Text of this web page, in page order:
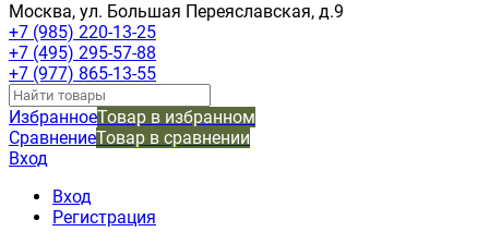
Москва, ул. Большая Переяславская, д.9
+7 (985) 220-13-25
+7 (495) 295-57-88
+7 (977) 865-13-55
ИзбранноеТовар в избранном
СравнениеТовар в сравнении
Вход
Вход
Регистрация